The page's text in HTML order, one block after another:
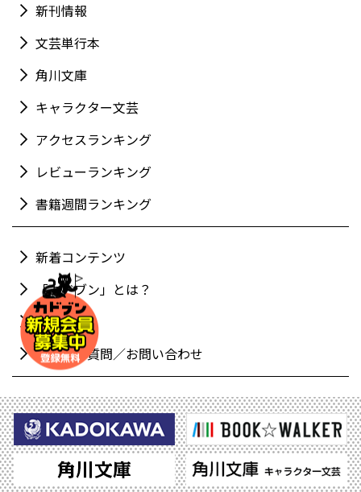
新刊情報
文芸単行本
角川文庫
キャラクター文芸
アクセスランキング
レビューランキング
書籍週間ランキング
新着コンテンツ
「カドブン」とは？
利用規約
よくある質問／お問い合わせ